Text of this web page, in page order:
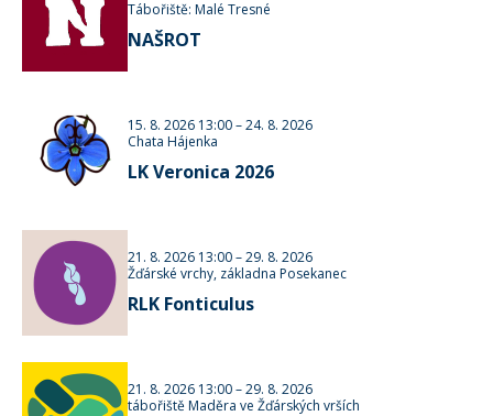
Tábořiště: Malé Tresné
NAŠROT
15. 8. 2026 13:00–24. 8. 2026
Chata Hájenka
LK Veronica 2026
21. 8. 2026 13:00–29. 8. 2026
Žďárské vrchy, základna Posekanec
RLK Fonticulus
21. 8. 2026 13:00–29. 8. 2026
tábořiště Maděra ve Žďárských vrších